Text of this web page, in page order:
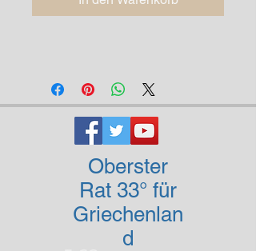
Oberster
Rat 33° für
Griechenlan
d